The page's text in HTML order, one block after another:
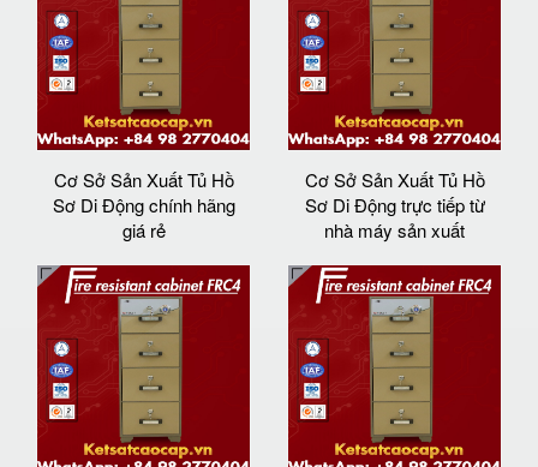
Cơ Sở Sản Xuất Tủ Hồ
Sơ Di Động chính hãng
giá rẻ
Cơ Sở Sản Xuất Tủ Hồ
Sơ Di Động trực tiếp từ
nhà máy sản xuất